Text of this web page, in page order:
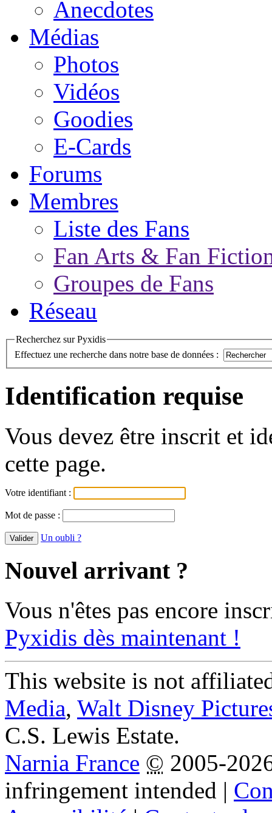
Anecdotes
Médias
Photos
Vidéos
Goodies
E-Cards
Forums
Membres
Liste des Fans
Fan Arts & Fan
Groupes de Fans
Réseau
Recherchez sur Pyxidis
Effectuez une recherche dans notre base de données :
Identification requise
Vous devez être inscrit et
cette page.
Votre identifiant :
Mot de passe :
Un oubli ?
Nouvel arrivant ?
Vous n'êtes pas encore
Pyxidis dès maintenant !
This website is not
Media, Walt Disney
C.S. Lewis Estate.
Narnia France © 2005-
infringement intended |